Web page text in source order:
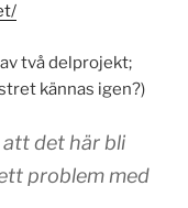
två delprojekt;
kännas igen?)
att det här bli
problem med